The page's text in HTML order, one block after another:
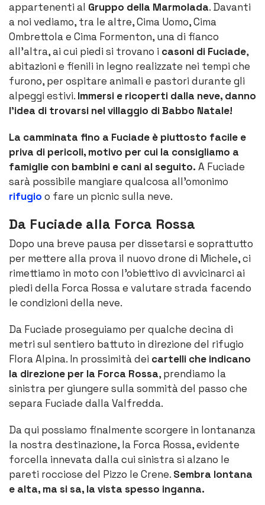
appartenenti al Gruppo della Marmolada. Davanti
a noi vediamo, tra le altre, Cima Uomo, Cima
Ombrettola e Cima Formenton, una di fianco
all’altra, ai cui piedi si trovano i casoni di Fuciade,
abitazioni e fienili in legno realizzate nei tempi che
furono, per ospitare animali e pastori durante gli
alpeggi estivi. Immersi e ricoperti dalla neve, danno
l’idea di trovarsi nel villaggio di Babbo Natale!
La camminata fino a Fuciade è piuttosto facile e
priva di pericoli, motivo per cui la consigliamo a
famiglie con bambini e cani al seguito. A Fuciade
sarà possibile mangiare qualcosa all’omonimo
rifugio o fare un picnic sulla neve.
Da Fuciade alla Forca Rossa
Dopo una breve pausa per dissetarsi e soprattutto
per mettere alla prova il nuovo drone di Michele, ci
rimettiamo in moto con l’obiettivo di avvicinarci ai
piedi della Forca Rossa e valutare strada facendo
le condizioni della neve.
Da Fuciade proseguiamo per qualche decina di
metri sul sentiero battuto in direzione del rifugio
Flora Alpina. In prossimità dei cartelli che indicano
la direzione per la Forca Rossa, prendiamo la
sinistra per giungere sulla sommità del passo che
separa Fuciade dalla Valfredda.
Da qui possiamo finalmente scorgere in lontananza
la nostra destinazione, la Forca Rossa, evidente
forcella innevata dalla cui sinistra si alzano le
pareti rocciose del Pizzo le Crene. Sembra lontana
e alta, ma si sa, la vista spesso inganna.